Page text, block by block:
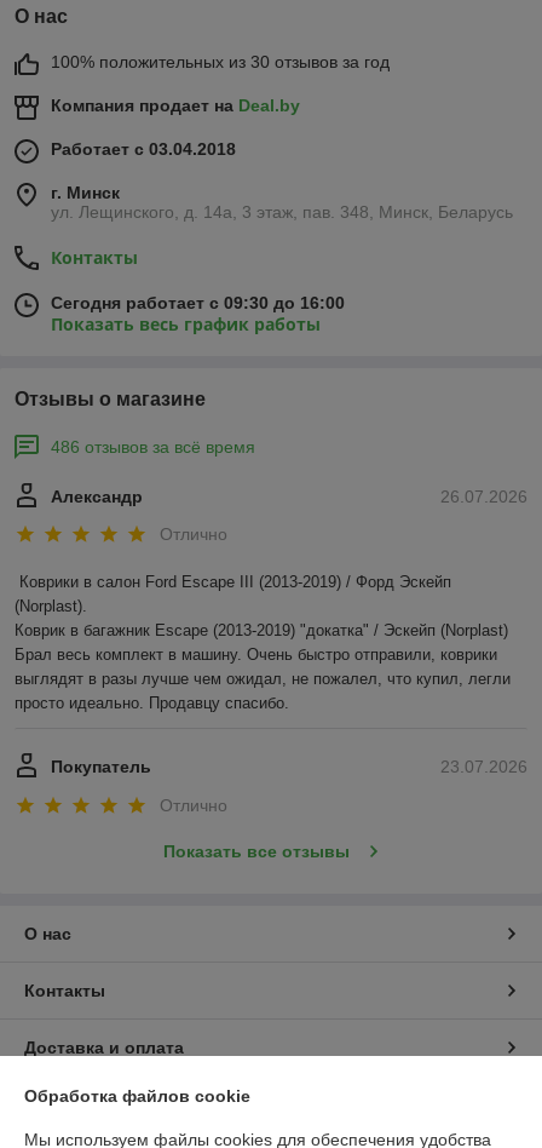
О нас
100% положительных из 30 отзывов за год
Компания продает на Deal.by
Работает с 03.04.2018
г. Минск
ул. Лещинского, д. 14а, 3 этаж, пав. 348, Минск, Беларусь
Контакты
Сегодня работает с 09:30 до 16:00
Показать весь график работы
Отзывы о магазине
486 отзывов за всё время
26.07.2026
Александр
Отлично
Коврики в салон Ford Escape III (2013-2019) / Форд Эскейп
(Norplast).
Коврик в багажник Escape (2013-2019) "докатка" / Эскейп (Norplast)
Брал весь комплект в машину. Очень быстро отправили, коврики
выглядят в разы лучше чем ожидал, не пожалел, что купил, легли
просто идеально. Продавцу спасибо.
23.07.2026
Покупатель
Отлично
Показать все отзывы
О нас
Контакты
Доставка и оплата
График работы
Обработка файлов cookie
Мы используем файлы cookies для обеспечения удобства